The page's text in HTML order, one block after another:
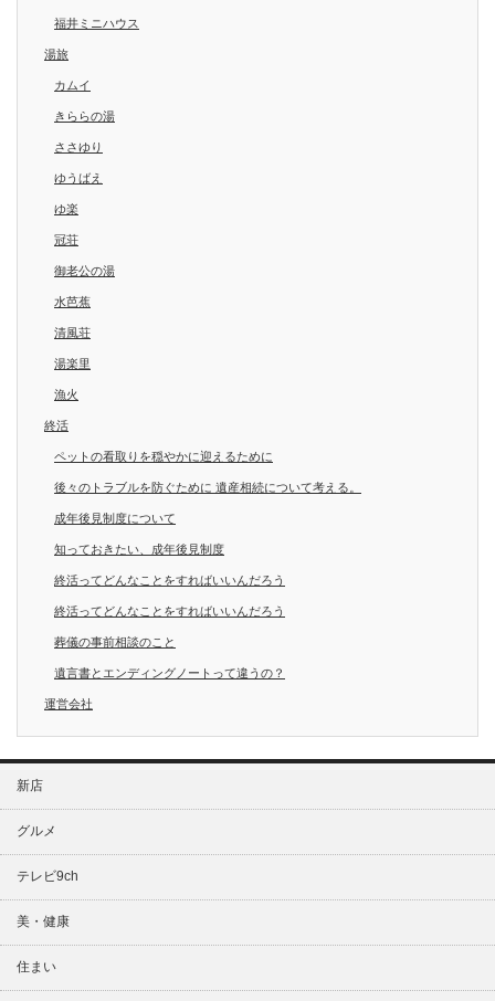
福井ミニハウス
湯旅
カムイ
きららの湯
ささゆり
ゆうばえ
ゆ楽
冠荘
御老公の湯
水芭蕉
清風荘
湯楽里
漁火
終活
ペットの看取りを穏やかに迎えるために
後々のトラブルを防ぐために 遺産相続について考える。
成年後見制度について
知っておきたい、成年後見制度
終活ってどんなことをすればいいんだろう
終活ってどんなことをすればいいんだろう
葬儀の事前相談のこと
遺言書とエンディングノートって違うの？
運営会社
新店
グルメ
テレビ9ch
美・健康
住まい